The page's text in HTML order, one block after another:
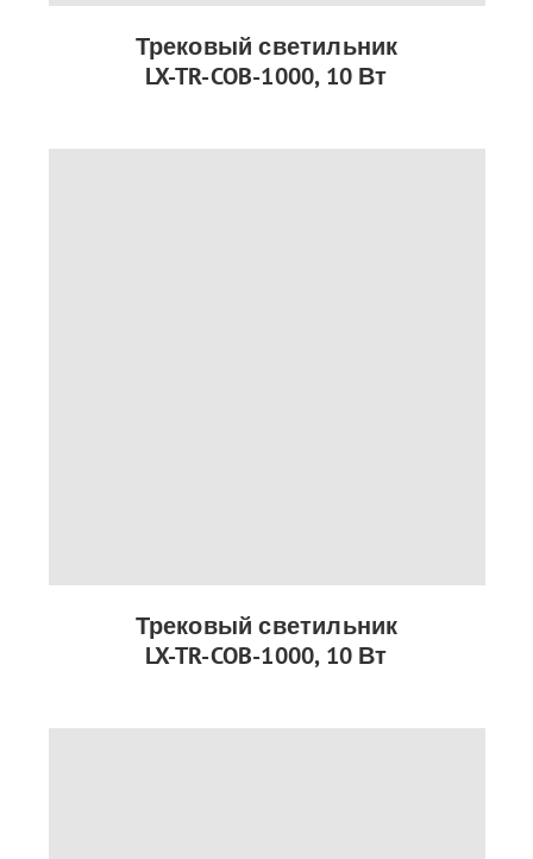
Трековый светильник
LX-TR-COB-1000, 10 Вт
Трековый светильник
LX-TR-COB-1000, 10 Вт